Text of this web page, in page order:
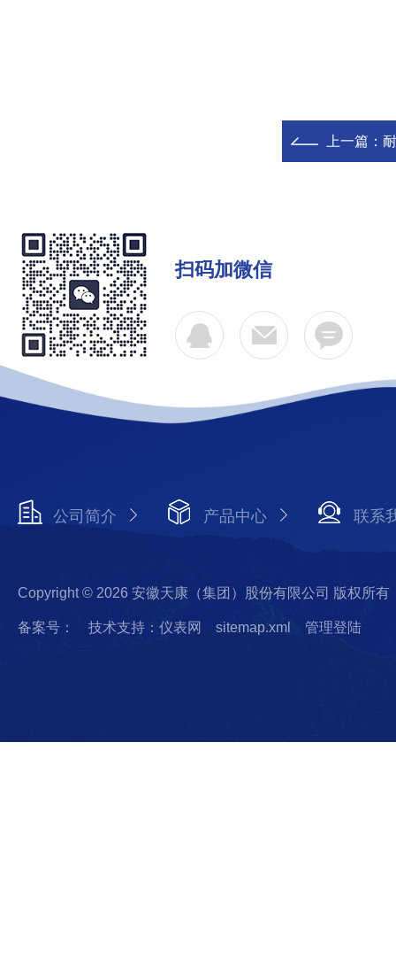
上一篇：
扫码加微信
公司简介 产品中心 联系
Copyright © 2026 安徽天康（集团）股份有限公司 版权所有
备案号： 技术支持：仪表网 sitemap.xml 管理登陆